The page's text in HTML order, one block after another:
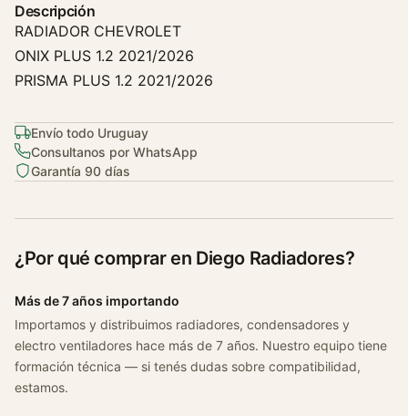
e
v
r
o
e
t
O
i
P
u
s
1
.
2
Descripción
RADIADOR CHEVROLET
ONIX PLUS 1.2 2021/2026
PRISMA PLUS 1.2 2021/2026
Envío todo Uruguay
Consultanos por WhatsApp
Garantía 90 días
¿Por qué comprar en Diego Radiadores?
Más de 7 años importando
Importamos y distribuimos radiadores, condensadores y
electro ventiladores hace más de 7 años. Nuestro equipo tiene
formación técnica — si tenés dudas sobre compatibilidad,
estamos.